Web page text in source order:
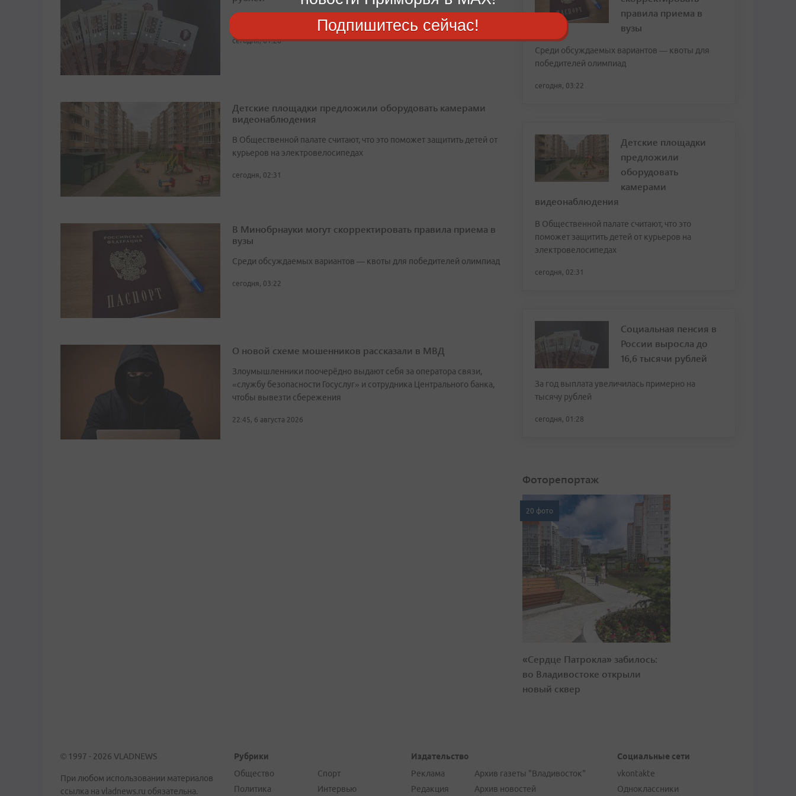
За год выплата увеличилась примерно на тысячу рублей
сегодня, 01:28
Детские площадки предложили оборудовать камерами
видеонаблюдения
В Общественной палате считают, что это поможет защитить детей от
курьеров на электровелосипедах
сегодня, 02:31
В Минобрнауки могут скорректировать правила приема в
вузы
Среди обсуждаемых вариантов — квоты для победителей олимпиад
сегодня, 03:22
О новой схеме мошенников рассказали в МВД
Злоумышленники поочерёдно выдают себя за оператора связи,
«службу безопасности Госуслуг» и сотрудника Центрального банка,
чтобы вывезти сбережения
22:45, 6 августа 2026
правила приема в
вузы
Среди обсуждаемых вариантов — квоты для
победителей олимпиад
сегодня, 03:22
Детские площадки
предложили
оборудовать
камерами
видеонаблюдения
В Общественной палате считают, что это
поможет защитить детей от курьеров на
электровелосипедах
сегодня, 02:31
Социальная пенсия в
России выросла до
16,6 тысячи рублей
За год выплата увеличилась примерно на
тысячу рублей
сегодня, 01:28
Фоторепортаж
20 фото
«Сердце Патрокла» забилось:
во Владивостоке открыли
новый сквер
© 1997 - 2026 VLADNEWS
При любом использовании материалов
ссылка на vladnews.ru обязательна.
Рубрики
Общество
Политика
Спорт
Интервью
Издательство
Реклама
Редакция
Архив газеты "Владивосток"
Архив новостей
Социальные сети
vkontakte
Одноклассники
Подпишитесь сейчас!